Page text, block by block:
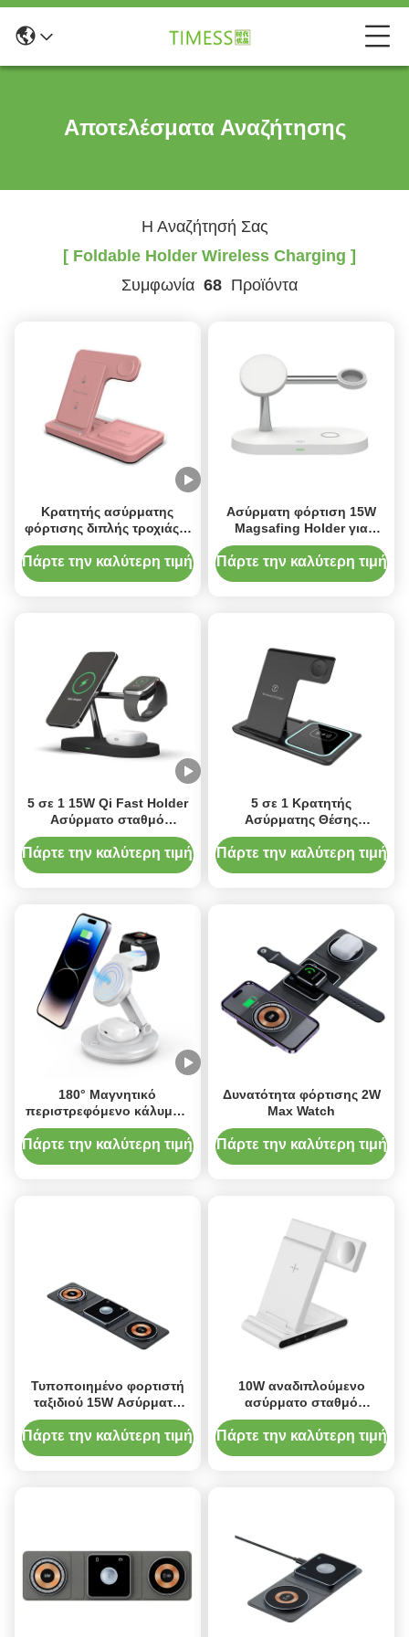
Αποτελέσματα Αναζήτησης
Η Αναζήτησή Σας
[ Foldable Holder Wireless Charging ]
Συμφωνία 68Προϊόντα
Κρατητής ασύρματης
φόρτισης διπλής τροχιάς 3
σε 1 iPhone 15W γρήγορη
φόρτιση Μαύρο ή λευκό
Πάρτε την καλύτερη τιμή
Ασύρματη φόρτιση 15W
Magsafing Holder για
σταθμό φόρτισης κινητών
τηλεφώνων Smart Watch
Πάρτε την καλύτερη τιμή
5 σε 1 15W Qi Fast Holder
Ασύρματο σταθμό
φόρτισης για iPhone Apple
Watch Σταθμός φόρτισης
Πάρτε την καλύτερη τιμή
5 σε 1 Κρατητής
Ασύρματης Θέσης
φόρτισης για Apple
Android 15W Με Φως LED
Πάρτε την καλύτερη τιμή
180° Μαγνητικό
περιστρεφόμενο κάλυμμα
Ασύρματη φόρτιση για
τηλέφωνα Ρολόγια
Πάρτε την καλύτερη τιμή
Δυνατότητα φόρτισης 2W
Max Watch
Πάρτε την καλύτερη τιμή
Τυποποιημένο φορτιστή
ταξιδιού 15W Ασύρματη
πλακέτα φόρτισης
Προστασία από
Πάρτε την καλύτερη τιμή
10W αναδιπλούμενο
ασύρματο σταθμό
φόρτισης για κινητά
τηλέφωνα ακουστικά Apple
Πάρτε την καλύτερη τιμή